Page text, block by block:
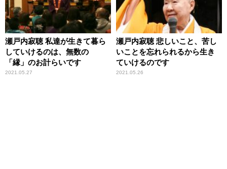
瀬戸内寂聴 私達が生きて暮ら
していけるのは、無数の
「縁」のお計らいです
2021.05.27
瀬戸内寂聴 悲しいこと、苦し
いことを忘れられるから生き
ていけるのです
2021.05.26